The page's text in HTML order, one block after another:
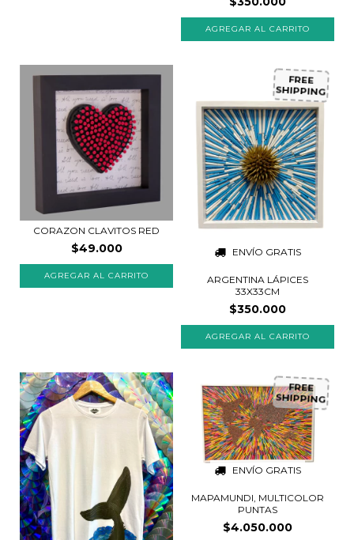
CORAZON CLAVITOS RED
$49.000
AGREGAR AL CARRITO
ENVÍO GRATIS
FREE
SHIPPING
ARGENTINA LÁPICES
33X33CM
$350.000
ENVÍO GRATIS
FREE
SHIPPING
MAPAMUNDI, MULTICOLOR
PUNTAS
$4.050.000